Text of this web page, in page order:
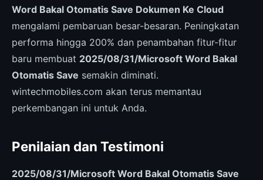
Word Bakal Otomatis Save Dokumen Ke Cloud
mengalami pembaruan besar-besaran. Peningkatan
performa hingga 200% dan penambahan fitur-fitur
baru membuat 2025/08/31/Microsoft Word Bakal
Otomatis Save semakin diminati.
wintechmobiles.com akan terus memantau
perkembangan ini untuk Anda.
Penilaian dan Testimoni
2025/08/31/Microsoft Word Bakal Otomatis Save